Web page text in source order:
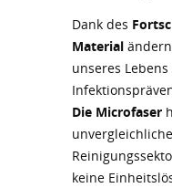
Dank des
Material
unseres
Die Microfaser
keine